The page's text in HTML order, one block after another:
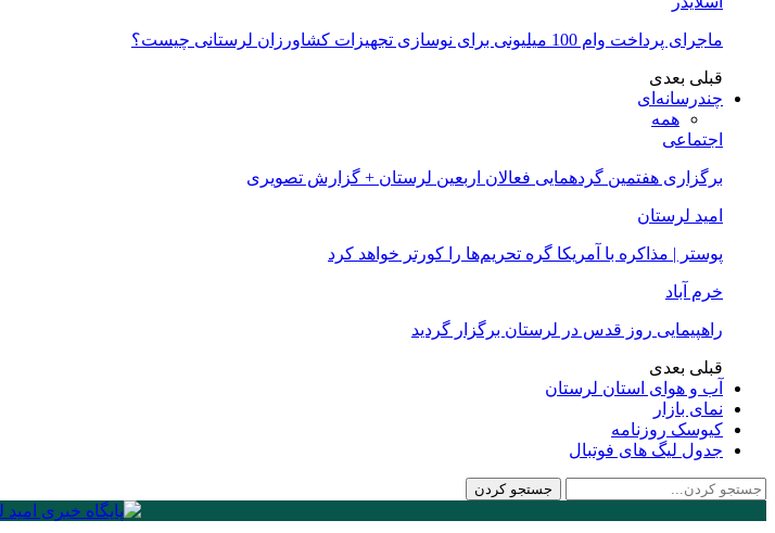
ماجرای پرداخت وام 100 میلیونی برای نوسازی تجهیزات کشاورزان لرستانی چیست؟
قبلی بعدی
چندرسانه‌ای
همه
اجتماعی
برگزاری هفتمین گردهمایی فعالان اربعین لرستان + گزارش تصویری
امید لرستان
پوستر | مذاکره با آمریکا گره تحریم‌ها را کورتر خواهد کرد
خرم آباد
راهپیمایی روز قدس در لرستان برگزار گردید
قبلی بعدی
آب و هوای استان لرستان
نمای بازار
کیوسک روزنامه
جدول لیگ های فوتبال